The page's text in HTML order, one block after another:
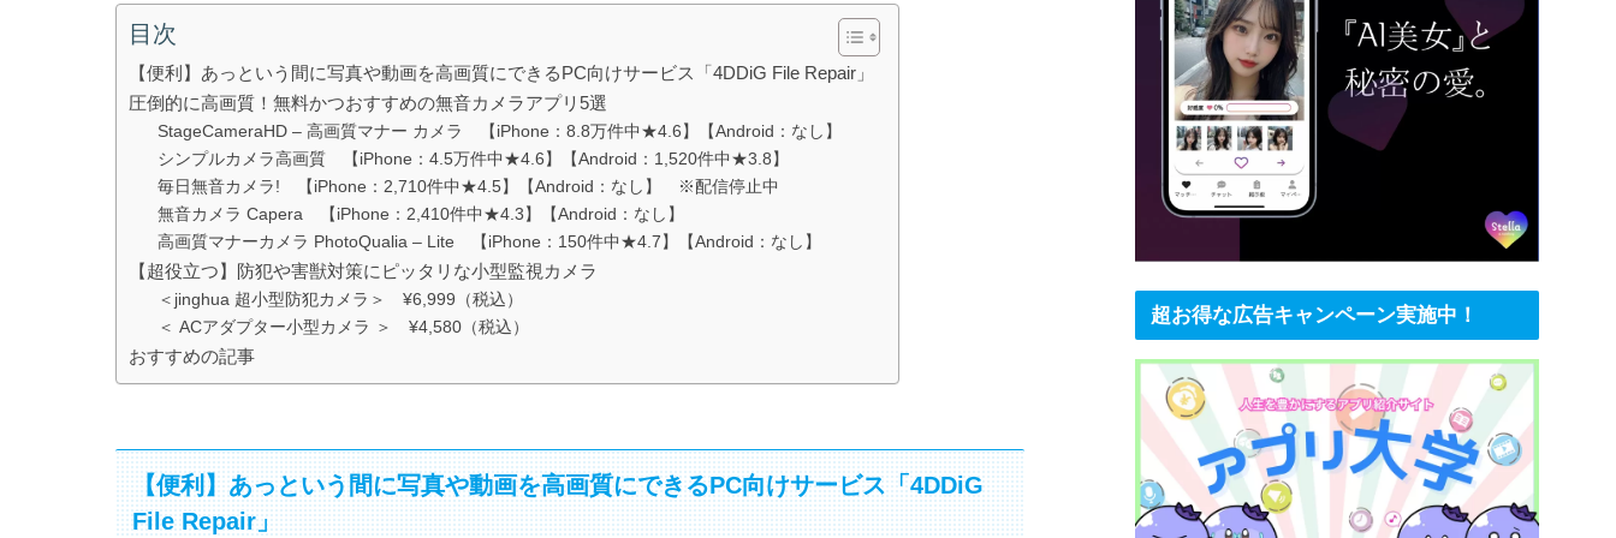
目次
【便利】あっという間に写真や動画を高画質にできるPC向けサービス「4DDiG File Repair」
圧倒的に高画質！無料かつおすすめの無音カメラアプリ5選
StageCameraHD – 高画質マナー カメラ 【iPhone：8.8万件中★4.6】【Android：なし】
シンプルカメラ高画質 【iPhone：4.5万件中★4.6】【Android：1,520件中★3.8】
毎日無音カメラ! 【iPhone：2,710件中★4.5】【Android：なし】 ※配信停止中
無音カメラ Capera 【iPhone：2,410件中★4.3】【Android：なし】
高画質マナーカメラ PhotoQualia – Lite 【iPhone：150件中★4.7】【Android：なし】
【超役立つ】防犯や害獣対策にピッタリな小型監視カメラ
＜jinghua 超小型防犯カメラ＞ ¥6,999（税込）
＜ ACアダプター小型カメラ ＞ ¥4,580（税込）
おすすめの記事
【便利】あっという間に写真や動画を高画質にできるPC向けサービス「4DDiG
File Repair」
超お得な広告キャンペーン実施中！